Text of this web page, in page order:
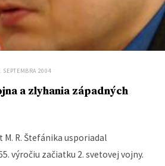
SEPTEMBRA 2004
a zlyhania západných
R. Štefánika usporiadal
výročiu začiatku 2. svetovej vojny.